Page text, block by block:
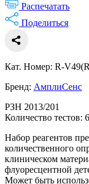
Распечатать
Поделиться
Кат. Номер: R-
Бренд: АмплиСенс
РЗН 2013/201
Количество тестов:
Набор реагентов
количественного
клиническом
флуоресцентной
Может быть